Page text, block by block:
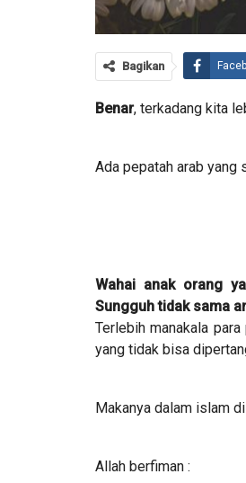
Bagikan
Benar, terkadang kita
Ada pepatah arab yang
Wahai anak orang
Sungguh tidak sama
Terlebih manakala
yang tidak bisa
Makanya dalam islam
Allah berfiman :